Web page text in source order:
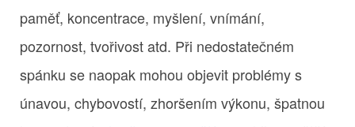
paměť, koncentrace, myšlení, vnímání,
pozornost, tvořivost atd. Při nedostatečném
spánku se naopak mohou objevit problémy s
únavou, chybovostí, zhoršením výkonu, špatnou